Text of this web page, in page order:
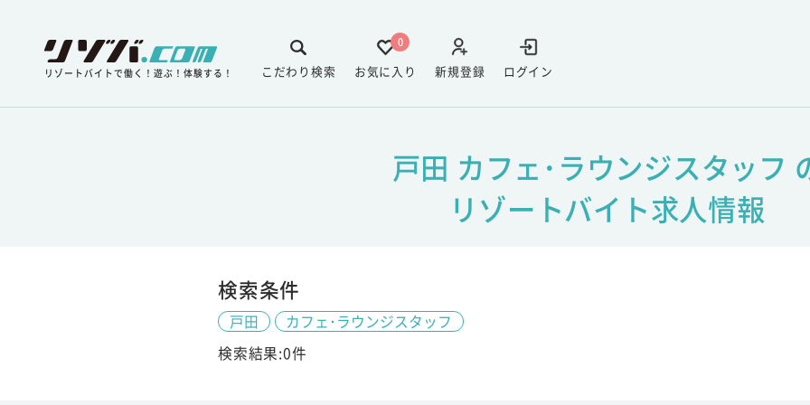
リゾートバイトで働く！遊ぶ！体験する！ ログイン
新規登録
0
お気に入り
こだわり検索
戸田 カフェ･ラウンジスタッフ
リゾートバイト求人情報
検索条件
戸田
カフェ･ラウンジスタッフ
検索結果:0件